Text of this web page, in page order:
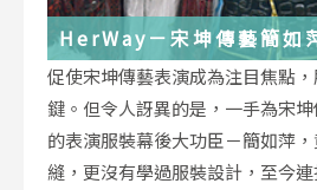
HerWay－宋坤傳藝簡如
促使宋坤傳藝表演成為注目焦點
鍵。但令人訝異的是，一手為宋
的表演服裝幕後大功臣－簡如萍
縫，更沒有學過服裝設計，至今